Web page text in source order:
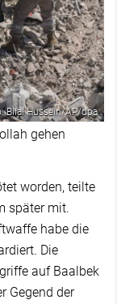
Bilal Hussein/AP/dpa
gehen
worden, teilte
später mit.
habe die
Die
auf Baalbek
Gegend der